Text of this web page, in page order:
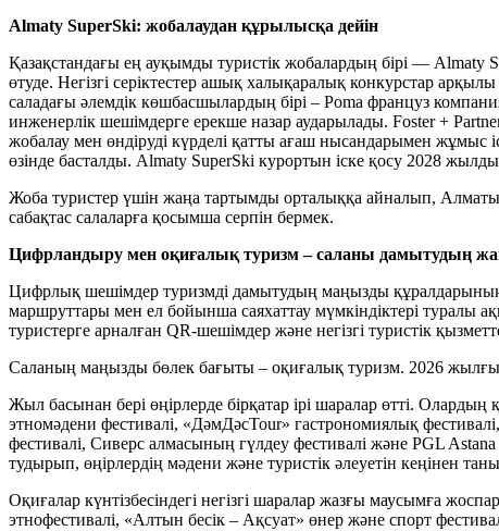
Almaty SuperSki: жобалаудан құрылысқа дейін
Қазақстандағы ең ауқымды туристік жобалардың бірі —
өтуде. Негізгі серіктестер ашық халықаралық конкурстар
саладағы әлемдік көшбасшылардың бірі – Poma француз
инженерлік шешімдерге ерекше назар аударылады. Foster +
жобалау мен өндіруді күрделі қатты ағаш нысандарымен жұмыс
өзінде басталды. Almaty SuperSki курортын іске қосу 2028
Жоба туристер үшін жаңа тартымды орталыққа айналып, Алматы
сабақтас салаларға қосымша серпін бермек.
Цифрландыру мен оқиғалық туризм – саланы дамытудың
Цифрлық шешімдер туризмді дамытудың маңызды құралдарының
маршруттары мен ел бойынша саяхаттау мүмкіндіктері туралы
туристерге арналған QR-шешімдер және негізгі туристік
Саланың маңызды бөлек бағыты – оқиғалық туризм. 2026 жылғы
Жыл басынан бері өңірлерде бірқатар ірі шаралар өтті.
этномәдени фестивалі, «ДәмДәсTour» гастрономиялық
фестивалі, Сиверс алмасының гүлдеу фестивалі және PGL
тудырып, өңірлердің мәдени және туристік әлеуетін кеңінен
Оқиғалар күнтізбесіндегі негізгі шаралар жазғы маусымға
этнофестивалі, «Алтын бесік – Ақсуат» өнер және спорт